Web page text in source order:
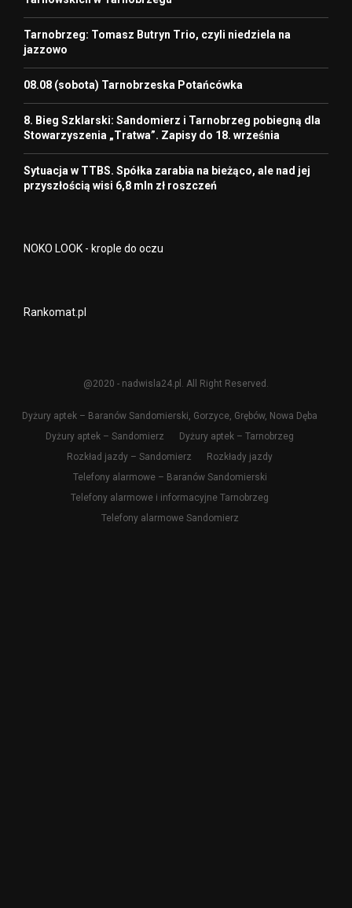
Tarnobrzeg: Tomasz Butryn Trio, czyli niedziela na
jazzowo
08.08 (sobota) Tarnobrzeska Potańcówka
8. Bieg Szklarski: Sandomierz i Tarnobrzeg pobiegną dla
Stowarzyszenia „Tratwa”. Zapisy do 18. września
Sytuacja w TTBS. Spółka zarabia na bieżąco, ale nad jej
przyszłością wisi 6,8 mln zł roszczeń
NOKO LOOK - krople do oczu
Rankomat.pl
@2020 - nadwisla24.pl. All Right Reserved.
Dyżury aptek – Baranów Sandomierski, Gorzyce, Grębów, Nowa Dęba
Dyżury aptek – Sandomierz
Dyżury aptek – Tarnobrzeg
Rozkład jazdy – Sandomierz
Rozkłady jazdy
Telefony alarmowe – Baranów Sandomierski
Telefony alarmowe i informacyjne Tarnobrzeg
Telefony alarmowe Sandomierz